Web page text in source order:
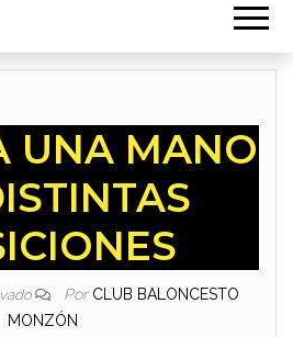
UNA MANO
Por CLUB BALONCESTO
MONZÓN